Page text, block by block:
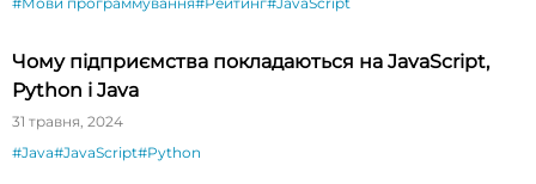
Чому підприємства покладаються на JavaScript,
Python і Java
31 травня, 2024
#Java#JavaScript#Python